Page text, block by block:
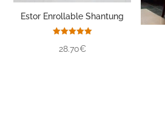
Estor Enrollable Shantung
con
28.70€